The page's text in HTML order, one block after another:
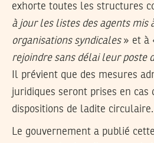
exhorte toutes les structures
à jour les listes des agents mis
organisations syndicales » et à
rejoindre sans délai leur poste
Il prévient que des mesures
juridiques seront prises en cas
dispositions de ladite circulaire.
Le gouvernement a publié